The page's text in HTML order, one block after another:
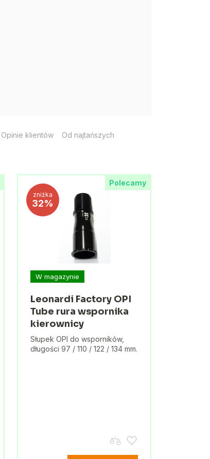
Opinie klientów Od najtańszych
Polecamy
zniżka
32%
W magazynie
Leonardi Factory OPI
Tube rura wspornika
kierownicy
Słupek OPI do wsporników,
długości 97 / 110 / 122 / 134 mm.